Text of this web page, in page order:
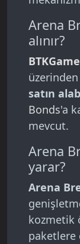
Arena
alınır?
satın
Bonds'a
mevcut.
Arena
yarar?
Arena
kozmetik
paketlere